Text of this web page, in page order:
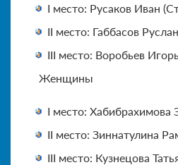
I место: Русаков Иван
II место: Габбасов
III место: Воробьев
Женщины
I место: Хабибрахимова
II место: Зиннатулина
III место: Кузнецова